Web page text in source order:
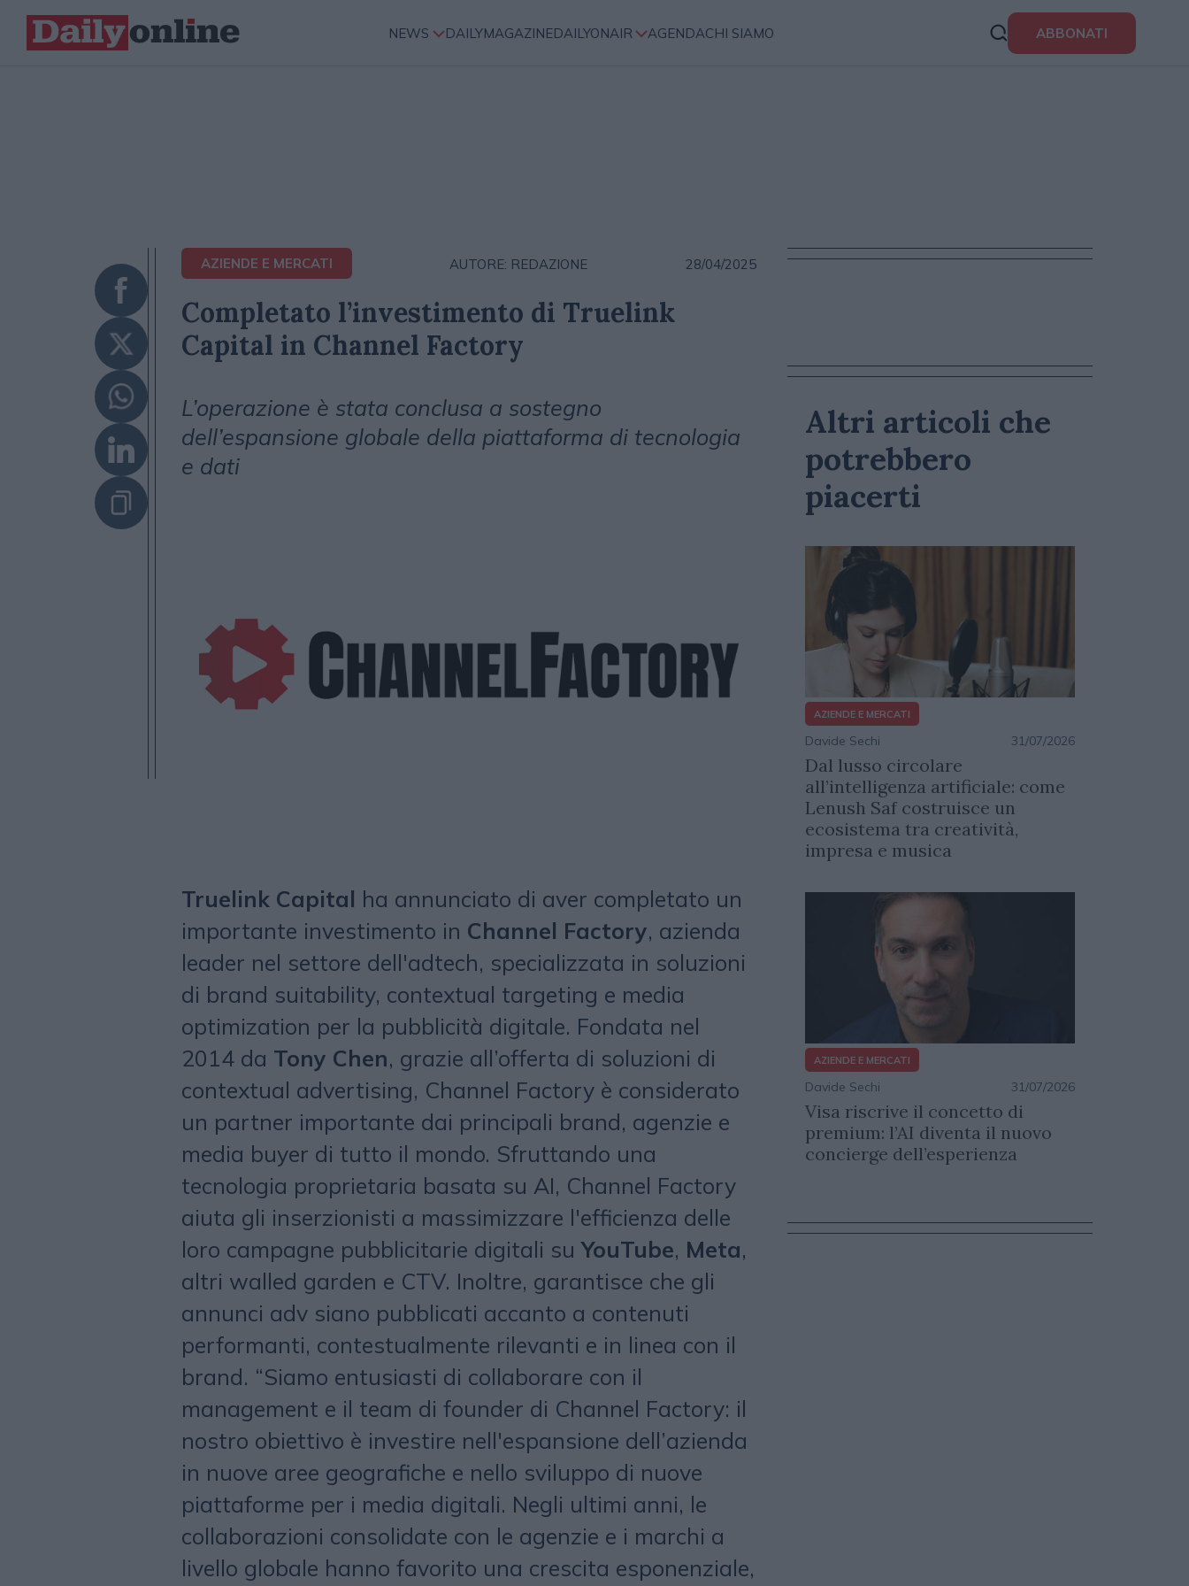
NEWS DAILYMAGAZINEDAILYONAIR AGENDACHI SIAMO ABBONATI
AZIENDE E MERCATI AUTORE: REDAZIONE 28/04/2025
Completato l’investimento di Truelink
Capital in Channel Factory
L’operazione è stata conclusa a sostegno
dell’espansione globale della piattaforma di tecnologia
e dati
Truelink Capital ha annunciato di aver completato un
importante investimento in Channel Factory, azienda
leader nel settore dell'adtech, specializzata in soluzioni
di brand suitability, contextual targeting e media
optimization per la pubblicità digitale. Fondata nel
2014 da Tony Chen, grazie all’offerta di soluzioni di
contextual advertising, Channel Factory è considerato
un partner importante dai principali brand, agenzie e
media buyer di tutto il mondo. Sfruttando una
tecnologia proprietaria basata su AI, Channel Factory
aiuta gli inserzionisti a massimizzare l'efficienza delle
loro campagne pubblicitarie digitali suYouTube, Meta,
altri walled garden e CTV. Inoltre, garantisce che gli
annunci adv siano pubblicati accanto a contenuti
performanti, contestualmente rilevanti e in linea con il
brand. “Siamo entusiasti di collaborare con il
management e il team di founder di Channel Factory: il
nostro obiettivo è investire nell'espansione dell’azienda
in nuove aree geografiche e nello sviluppo di nuove
piattaforme per i media digitali. Negli ultimi anni, le
collaborazioni consolidate con le agenzie e i marchi a
livello globale hanno favorito una crescita esponenziale,
Altri articoli che
potrebbero
piacerti
AZIENDE E MERCATI
Davide Sechi 31/07/2026
Dal lusso circolare
all’intelligenza artificiale: come
Lenush Saf costruisce un
ecosistema tra creatività,
impresa e musica
AZIENDE E MERCATI
Davide Sechi 31/07/2026
Visa riscrive il concetto di
premium: l’AI diventa il nuovo
concierge dell’esperienza